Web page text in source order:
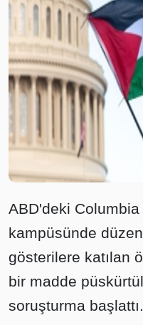
ABD'deki
kampüsünde
gösterilere katılan
bir madde
soruşturma başlattı.